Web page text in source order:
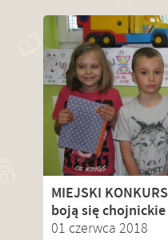
MIEJSKI
boją się
01 czerwca 2018